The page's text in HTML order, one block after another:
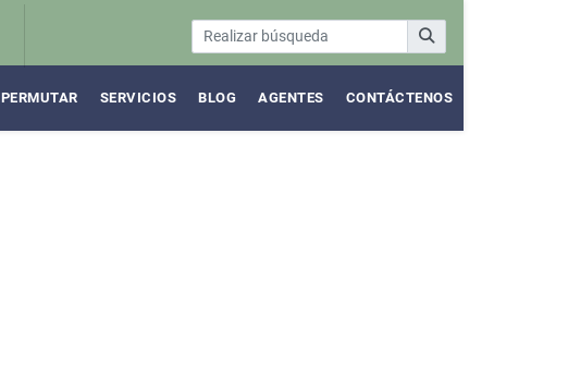
PERMUTAR SERVICIOS BLOG AGENTES CONTÁCTENOS